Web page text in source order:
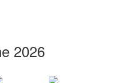
2026